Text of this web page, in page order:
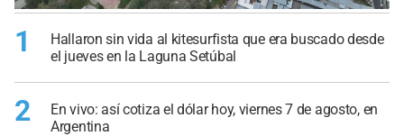
1
Hallaron sin vida al kitesurfista que era buscado desde
el jueves en la Laguna Setúbal
2
En vivo: así cotiza el dólar hoy, viernes 7 de agosto, en
Argentina